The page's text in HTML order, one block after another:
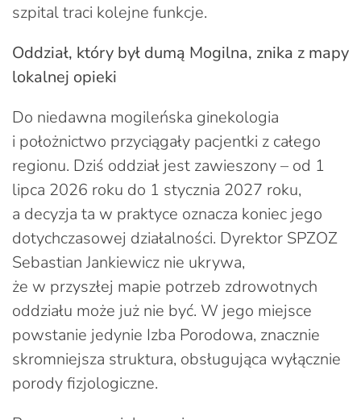
szpital traci kolejne funkcje.
Oddział, który był dumą Mogilna, znika z mapy
lokalnej opieki
Do niedawna mogileńska ginekologia
i położnictwo przyciągały pacjentki z całego
regionu. Dziś oddział jest zawieszony – od 1
lipca 2026 roku do 1 stycznia 2027 roku,
a decyzja ta w praktyce oznacza koniec jego
dotychczasowej działalności. Dyrektor SPZOZ
Sebastian Jankiewicz nie ukrywa,
że w przyszłej mapie potrzeb zdrowotnych
oddziału może już nie być. W jego miejsce
powstanie jedynie Izba Porodowa, znacznie
skromniejsza struktura, obsługująca wyłącznie
porody fizjologiczne.